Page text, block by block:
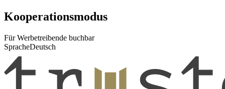
Kooperationsmodus
Für Werbetreibende buchbar
SpracheDeutsch